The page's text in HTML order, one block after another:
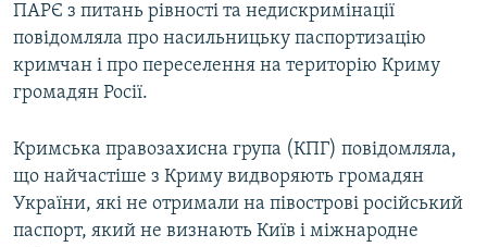
ПАРЄ з питань рівності та недискримінації
повідомляла про насильницьку паспортизацію
кримчан і про переселення на територію Криму
громадян Росії.
Кримська правозахисна група (КПГ) повідомляла,
що найчастіше з Криму видворяють громадян
України, які не отримали на півострові російський
паспорт, який не визнають Київ і міжнародне